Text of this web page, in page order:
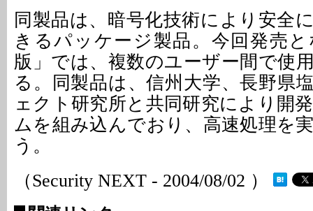
同製品は、暗号化技術により安全
きるパッケージ製品。今回発売
版」では、複数のユーザー間で使
る。同製品は、信州大学、長野県
ェクト研究所と共同研究により開
ムを組み込んでおり、高速処理を
う。
（Security NEXT - 2004/08/02 ）